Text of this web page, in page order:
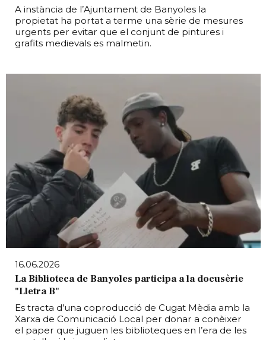
A instància de l’Ajuntament de Banyoles la
propietat ha portat a terme una sèrie de mesures
urgents per evitar que el conjunt de pintures i
grafits medievals es malmetin.
16.06.2026
La Biblioteca de Banyoles participa a la docusèrie
"Lletra B"
Es tracta d’una coproducció de Cugat Mèdia amb la
Xarxa de Comunicació Local per donar a conèixer
el paper que juguen les biblioteques en l’era de les